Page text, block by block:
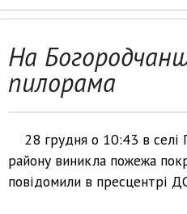
На
пилорама
28 грудня о 10:43 в селі
району виникла пожежа
повідомили в пресцентрі